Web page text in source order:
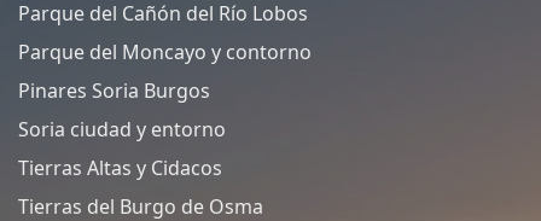
Parque del Cañón del Río Lobos
Parque del Moncayo y contorno
Pinares Soria Burgos
Soria ciudad y entorno
Tierras Altas y Cidacos
Tierras del Burgo de Osma